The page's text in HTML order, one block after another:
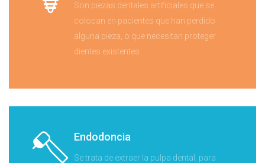
Son piezas dentales artificiales que se
colocan en pacientes que han perdido
alguna pieza, o que necesitan proteger
dientes existentes
Endodoncia
Se trata de extraer la pulpa dental, para